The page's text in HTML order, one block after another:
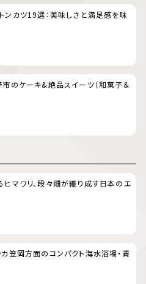
ンカツ19選：美味しさと満足感を味
市のケーキ&絶品スイーツ（和菓子＆
ヒマワリ、段々畑が織り成す日本のエ
カ笠岡方面のコンパクト海水浴場・青